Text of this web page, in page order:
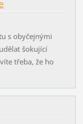
s obyčejnými
šokující
třeba, že ho